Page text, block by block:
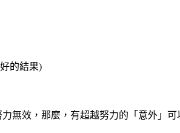
的結果)
無效，那麼，有超越努力的「意外」可